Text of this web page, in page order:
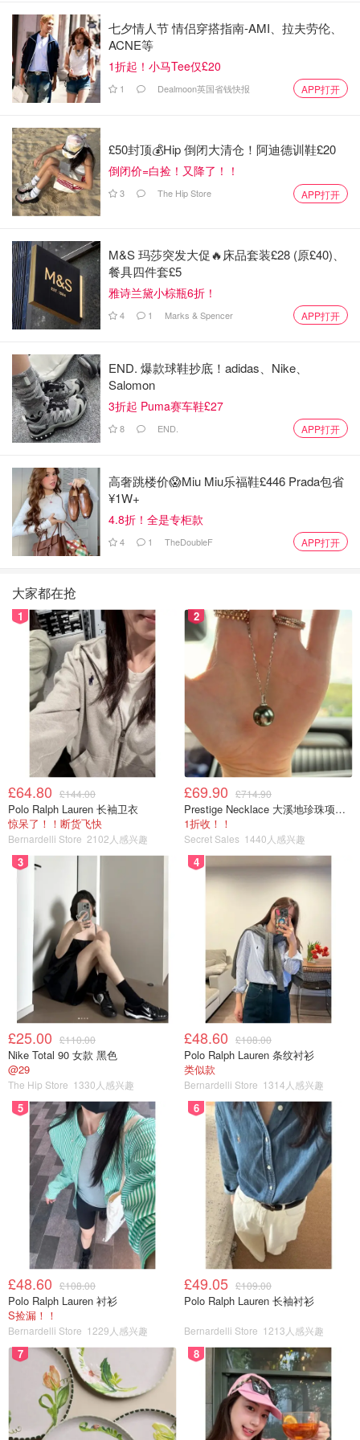
七夕情人节 情侣穿搭指南-AMI、拉夫劳伦、
ACNE等
1折起！小马Tee仅£20
1 Dealmoon英国省钱快报 APP打开
£50封顶💰Hip 倒闭大清仓！阿迪德训鞋£20
倒闭价=白捡！又降了！！
3 The Hip Store APP打开
M&S 玛莎突发大促🔥床品套装£28 (原£40)、
餐具四件套£5
雅诗兰黛小棕瓶6折！
4 1 Marks & Spencer APP打开
END. 爆款球鞋抄底！adidas、Nike、
Salomon
3折起 Puma赛车鞋£27
8 END. APP打开
高奢跳楼价😱Miu Miu乐福鞋£446 Prada包省
¥1W+
4.8折！全是专柜款
4 1 TheDoubleF APP打开
大家都在抢
1
£64.80 £144.00
Polo Ralph Lauren 长袖卫衣
惊呆了！！断货飞快
Bernardelli Store 2102人感兴趣
2
£69.90 £714.90
Prestige Necklace 大溪地珍珠项链 10-11mm
1折收！！
Secret Sales 1440人感兴趣
3
£25.00 £110.00
Nike Total 90 女款 黑色
@29
The Hip Store 1330人感兴趣
4
£48.60 £108.00
Polo Ralph Lauren 条纹衬衫
类似款
Bernardelli Store 1314人感兴趣
5
£48.60 £108.00
Polo Ralph Lauren 衬衫
S捡漏！！
Bernardelli Store 1229人感兴趣
6
£49.05 £109.00
Polo Ralph Lauren 长袖衬衫
Bernardelli Store 1213人感兴趣
7 8